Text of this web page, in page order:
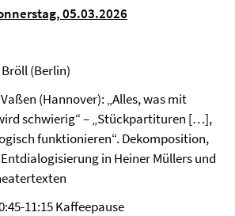
05.03.2026
(Berlin)
(Hannover): „Alles, was mit
schwierig“ – „Stückpartituren […],
funktionieren“. Dekomposition,
in Heiner Müllersund
11:15 Kaffeepause